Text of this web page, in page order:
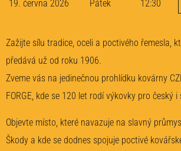
19. června 2026 Pátek 12:30
Zažijte sílu tradice, oceli a poctivého řemesla,
předává už od roku 1906.
Zveme vás na jedinečnou prohlídku kovárny
FORGE, kde se 120 let rodí výkovky pro český
Objevte místo, které navazuje na slavný
Škody a kde se dodnes spojuje poctivé